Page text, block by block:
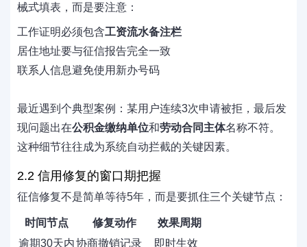
械式填表，而是要注意：
工作证明必须包含工资流水备注栏
居住地址要与征信报告完全一致
联系人信息避免使用新办号码
最近遇到个典型案例：某用户连续3次申请被拒，最后发
现问题出在公积金缴纳单位和劳动合同主体名称不符。
这种细节往往成为系统自动拦截的关键因素。
2.2 信用修复的窗口期把握
征信修复不是简单等待5年，而是要抓住三个关键节点：
时间节点 修复动作
效果周期
逾期30天内协商撤销记录
即时生效